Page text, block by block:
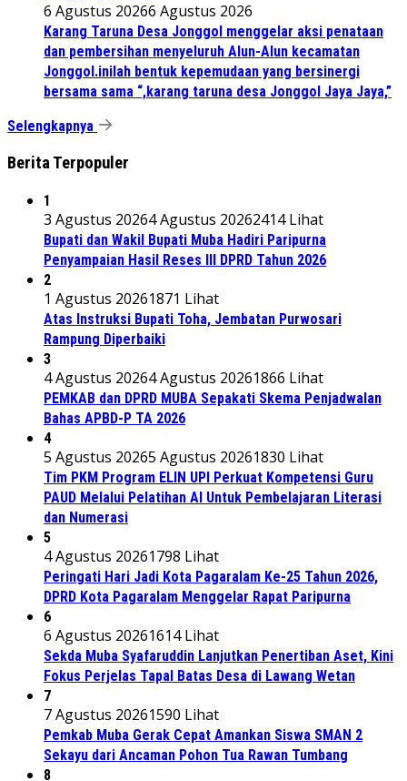
6 Agustus 20266 Agustus 2026
Karang Taruna Desa Jonggol menggelar aksi penataan
dan pembersihan menyeluruh Alun-Alun kecamatan
Jonggol.inilah bentuk kepemudaan yang bersinergi
bersama sama “,karang taruna desa Jonggol Jaya Jaya,”
Selengkapnya
Berita Terpopuler
1
3 Agustus 20264 Agustus 20262414 Lihat
Bupati dan Wakil Bupati Muba Hadiri Paripurna
Penyampaian Hasil Reses III DPRD Tahun 2026
2
1 Agustus 20261871 Lihat
Atas Instruksi Bupati Toha, Jembatan Purwosari
Rampung Diperbaiki
3
4 Agustus 20264 Agustus 20261866 Lihat
PEMKAB dan DPRD MUBA Sepakati Skema Penjadwalan
Bahas APBD-P TA 2026
4
5 Agustus 20265 Agustus 20261830 Lihat
Tim PKM Program ELIN UPI Perkuat Kompetensi Guru
PAUD Melalui Pelatihan AI Untuk Pembelajaran Literasi
dan Numerasi
5
4 Agustus 20261798 Lihat
Peringati Hari Jadi Kota Pagaralam Ke-25 Tahun 2026,
DPRD Kota Pagaralam Menggelar Rapat Paripurna
6
6 Agustus 20261614 Lihat
Sekda Muba Syafaruddin Lanjutkan Penertiban Aset, Kini
Fokus Perjelas Tapal Batas Desa di Lawang Wetan
7
7 Agustus 20261590 Lihat
Pemkab Muba Gerak Cepat Amankan Siswa SMAN 2
Sekayu dari Ancaman Pohon Tua Rawan Tumbang
8